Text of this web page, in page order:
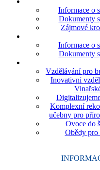
Informace o
Dokumenty
Zájmové
Informace o
Dokumenty
Vzdělávání pro
Inovativní
Komplexní
učebny pro
Ovoce do
Obědy pro